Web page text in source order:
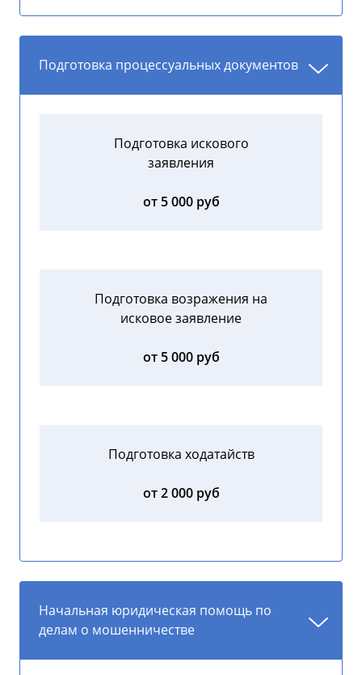
Подготовка процессуальных документов
Подготовка искового
заявления
от 5 000 руб
Подготовка возражения на
исковое заявление
от 5 000 руб
Подготовка ходатайств
от 2 000 руб
Начальная юридическая помощь по
делам о мошенничестве